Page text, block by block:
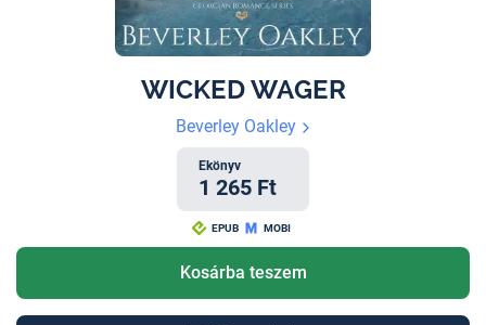
WICKED WAGER
Beverley Oakley
Ekönyv
1 265 Ft
EPUB MOBI
Kosárba teszem